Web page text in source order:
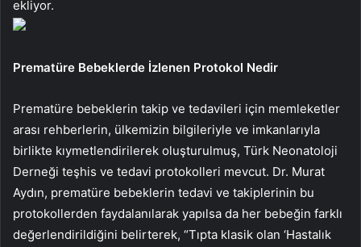
ekliyor.
Prematüre Bebeklerde İzlenen Protokol Nedir
Prematüre bebeklerin takip ve tedavileri için memleketler
arası rehberlerin, ülkemizin bilgileriyle ve imkanlarıyla
birlikte kıymetlendirilerek oluşturulmuş, Türk Neonatoloji
Derneği teşhis ve tedavi protokolleri mevcut. Dr. Murat
Aydın, prematüre bebeklerin tedavi ve takiplerinin bu
protokollerden faydalanılarak yapılsa da her bebeğin farklı
değerlendirildiğini belirterek, “Tıpta klasik olan ‘Hastalık